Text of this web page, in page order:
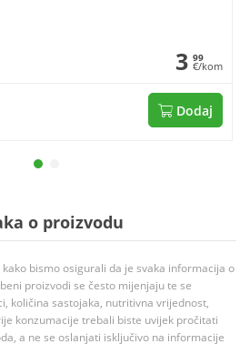
3 99
€/kom
Dodaj
o proizvodu
bismo osigurali da je svaka informacija o
proizvodi se često mijenjaju te se
količina sastojaka, nutritivna vrijednost,
konzumacije trebali biste uvijek pročitati
a ne se oslanjati isključivo na informacije